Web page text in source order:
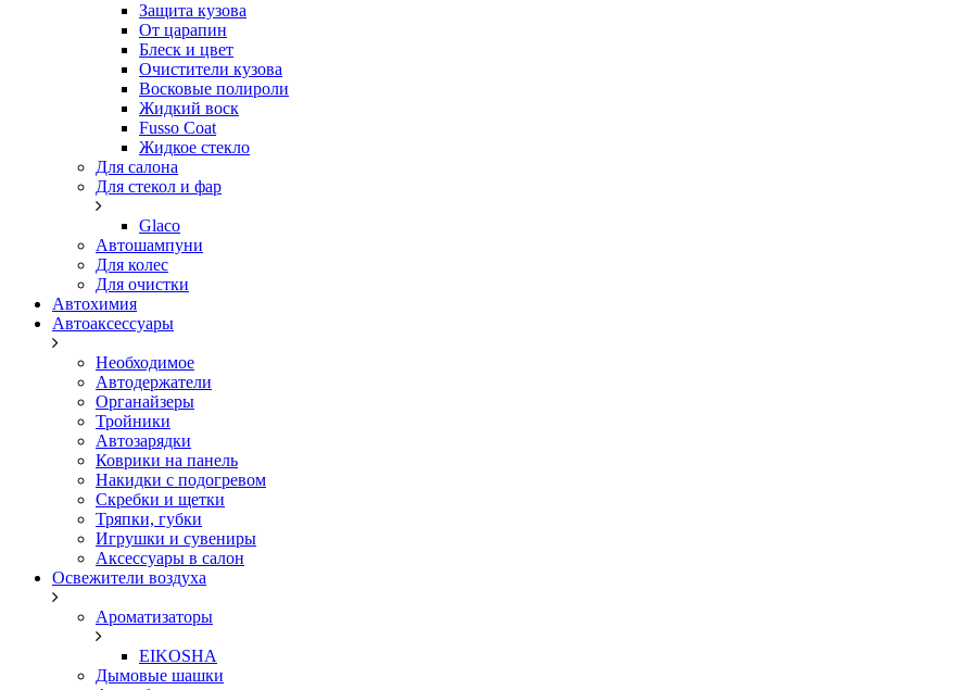
Защита кузова
От царапин
Блеск и цвет
Очистители кузова
Восковые полироли
Жидкий воск
Fusso Coat
Жидкое стекло
Для салона
Для стекол и фар
Glaco
Автошампуни
Для колес
Для очистки
Автохимия
Автоаксессуары
Необходимое
Автодержатели
Органайзеры
Тройники
Автозарядки
Коврики на панель
Накидки с подогревом
Скребки и щетки
Тряпки, губки
Игрушки и сувениры
Аксессуары в салон
Освежители воздуха
Ароматизаторы
EIKOSHA
Дымовые шашки